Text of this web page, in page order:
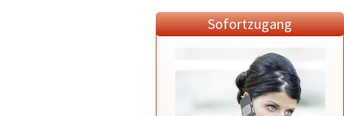
Sofortzugang